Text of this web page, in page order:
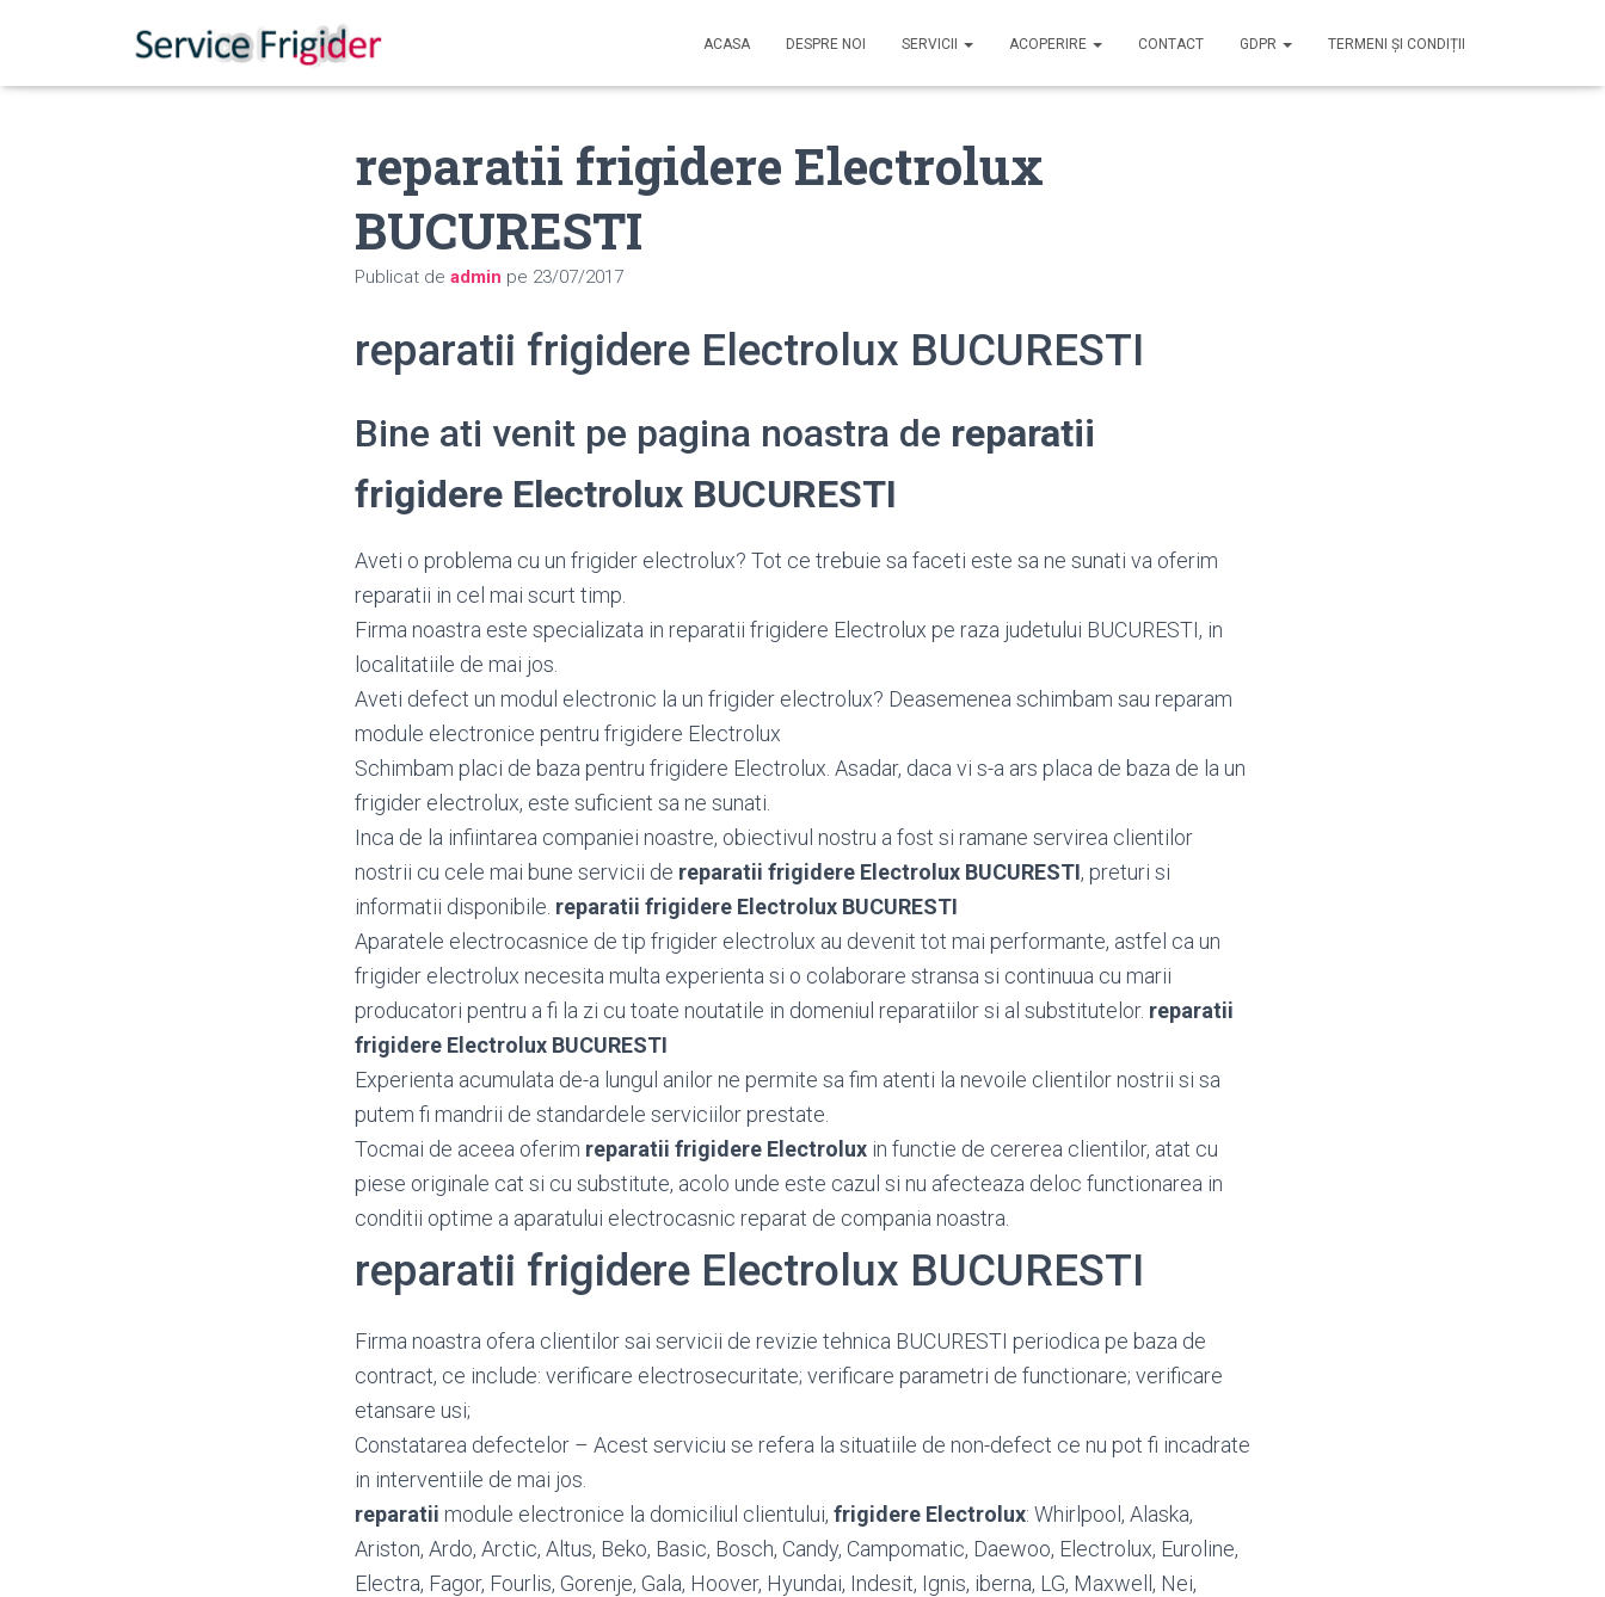
ACASA DESPRE NOI SERVICII ACOPERIRE CONTACT GDPR TERMENI ȘI CONDIȚII
reparatii frigidere Electrolux
BUCURESTI
Publicat de admin pe 23/07/2017
reparatii frigidere Electrolux BUCURESTI
Bine ati venit pe pagina noastra de reparatii
frigidere Electrolux BUCURESTI
Aveti o problema cu un frigider electrolux? Tot ce trebuie sa faceti este sa ne sunati va oferim
reparatii in cel mai scurt timp.
Firma noastra este specializata in reparatii frigidere Electrolux pe raza judetului BUCURESTI, in
localitatiile de mai jos.
Aveti defect un modul electronic la un frigider electrolux? Deasemenea schimbam sau reparam
module electronice pentru frigidere Electrolux
Schimbam placi de baza pentru frigidere Electrolux. Asadar, daca vi s-a ars placa de baza de la un
frigider electrolux, este suficient sa ne sunati.
Inca de la infiintarea companiei noastre, obiectivul nostru a fost si ramane servirea clientilor
nostrii cu cele mai bune servicii de reparatii frigidere Electrolux BUCURESTI, preturi si
informatii disponibile. reparatii frigidere Electrolux BUCURESTI
Aparatele electrocasnice de tip frigider electrolux au devenit tot mai performante, astfel ca un
frigider electrolux necesita multa experienta si o colaborare stransa si continuua cu marii
producatori pentru a fi la zi cu toate noutatile in domeniul reparatiilor si al substitutelor. reparatii
frigidere Electrolux BUCURESTI
Experienta acumulata de-a lungul anilor ne permite sa fim atenti la nevoile clientilor nostrii si sa
putem fi mandrii de standardele serviciilor prestate.
Tocmai de aceea oferim reparatii frigidere Electrolux in functie de cererea clientilor, atat cu
piese originale cat si cu substitute, acolo unde este cazul si nu afecteaza deloc functionarea in
conditii optime a aparatului electrocasnic reparat de compania noastra.
reparatii frigidere Electrolux BUCURESTI
Firma noastra ofera clientilor sai servicii de revizie tehnica BUCURESTI periodica pe baza de
contract, ce include: verificare electrosecuritate; verificare parametri de functionare; verificare
etansare usi;
Constatarea defectelor – Acest serviciu se refera la situatiile de non-defect ce nu pot fi incadrate
in interventiile de mai jos.
reparatii module electronice la domiciliul clientului, frigidere Electrolux: Whirlpool, Alaska,
Ariston, Ardo, Arctic, Altus, Beko, Basic, Bosch, Candy, Campomatic, Daewoo, Electrolux, Euroline,
Electra, Fagor, Fourlis, Gorenje, Gala, Hoover, Hyundai, Indesit, Ignis, iberna, LG, Maxwell, Nei,